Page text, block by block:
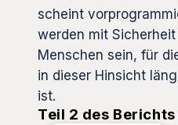
scheint
werden mit
Menschen sein, für
in dieser Hinsicht
ist.
Teil 2 des Berichts